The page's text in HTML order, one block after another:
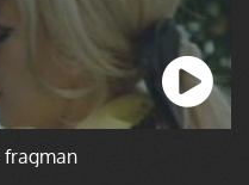
fragman